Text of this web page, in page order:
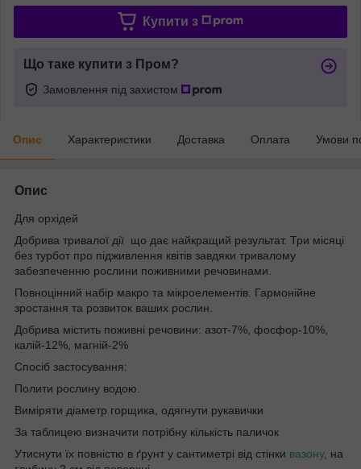
Купити з
Що таке купити з Пром?
Замовлення під захистом
Опис Характеристики Доставка Оплата Умови
Опис
Для орхідей
Добрива тривалої дії що дає найкращий результат. Три місяці
без турбот про підживлення квітів завдяки тривалому
забезпеченню рослини поживними речовинами.
Повноцінний набір макро та мікроелементів. Гармонійне
зростання та розвиток ваших рослин.
Добрива містить поживні речовини: азот-7%, фосфор-10%,
калій-12%, магній-2%
Спосіб застосування:
Полити рослину водою.
Виміряти діаметр горщика, одягнути рукавички
За таблицею визначити потрібну кількість паличок
Утиснути їх повністю в ґрунт у сантиметрі від стінки вазону, на